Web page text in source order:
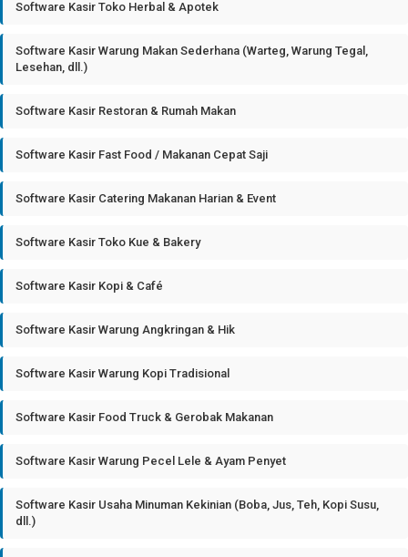
Software Kasir Toko Herbal & Apotek
Software Kasir Warung Makan Sederhana (Warteg, Warung Tegal,
Lesehan, dll.)
Software Kasir Restoran & Rumah Makan
Software Kasir Fast Food / Makanan Cepat Saji
Software Kasir Catering Makanan Harian & Event
Software Kasir Toko Kue & Bakery
Software Kasir Kopi & Café
Software Kasir Warung Angkringan & Hik
Software Kasir Warung Kopi Tradisional
Software Kasir Food Truck & Gerobak Makanan
Software Kasir Warung Pecel Lele & Ayam Penyet
Software Kasir Usaha Minuman Kekinian (Boba, Jus, Teh, Kopi Susu,
dll.)